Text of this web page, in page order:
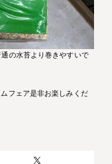
の水苔より巻きやすいで
フェア是非お楽しみくだ